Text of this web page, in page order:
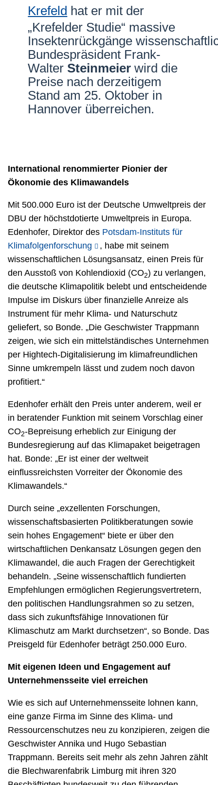
Krefeld hat er mit der
„Krefelder Studie“ massive
Insektenrückgänge
Bundespräsident Frank-
Walter Steinmeier wird die
Preise nach derzeitigem
Stand am 25. Oktober in
Hannover überreichen.
International renommierter Pionier der
Ökonomie des Klimawandels
Mit 500.000 Euro ist der Deutsche Umweltpreis der
DBU der höchstdotierte Umweltpreis in Europa.
Edenhofer, Direktor des Potsdam-Instituts für
Klimafolgenforschung
, habe mit seinem
wissenschaftlichen Lösungsansatz, einen Preis für
den Ausstoß von Kohlendioxid (CO2) zu verlangen,
die deutsche Klimapolitik belebt und entscheidende
Impulse im Diskurs über finanzielle Anreize als
Instrument für mehr Klima- und Naturschutz
geliefert, so Bonde. „Die Geschwister Trappmann
zeigen, wie sich ein mittelständisches Unternehmen
per Hightech-Digitalisierung im klimafreundlichen
Sinne umkrempeln lässt und zudem noch davon
profitiert.“
Edenhofer erhält den Preis unter anderem, weil er
in beratender Funktion mit seinem Vorschlag einer
CO2-Bepreisung erheblich zur Einigung der
Bundesregierung auf das Klimapaket beigetragen
hat. Bonde: „Er ist einer der weltweit
einflussreichsten Vorreiter der Ökonomie des
Klimawandels.“
Durch seine „exzellenten Forschungen,
wissenschaftsbasierten Politikbe­ratungen sowie
sein hohes Engagement“ biete er über den
wirtschaftlichen Denkansatz Lösungen gegen den
Klimawandel, die auch Fragen der Gerechtigkeit
behandeln. „Seine wissenschaftlich fundierten
Empfehlungen ermöglichen Regierungsvertretern,
den politischen Handlungsrahmen so zu setzen,
dass sich zukunftsfähige Innovationen für
Klimaschutz am Markt durchsetzen“, so Bonde. Das
Preisgeld für Edenhofer beträgt 250.000 Euro.
Mit eigenen Ideen und Engagement auf
Unternehmensseite viel erreichen
Wie es sich auf Unternehmensseite lohnen kann,
eine ganze Firma im Sinne des Klima- und
Ressourcenschutzes neu zu konzipieren, zeigen die
Geschwister Annika und Hugo Sebastian
Trappmann. Bereits seit mehr als zehn Jahren zählt
die Blechwarenfabrik Limburg mit ihren 320